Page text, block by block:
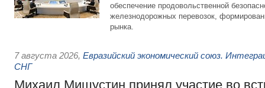
обеспечение продовольственной
железнодорожных перевозок,
рынка.
7 августа 2026, Евразийский экономический союз.
СНГ
Михаил Мишустин принял участие во